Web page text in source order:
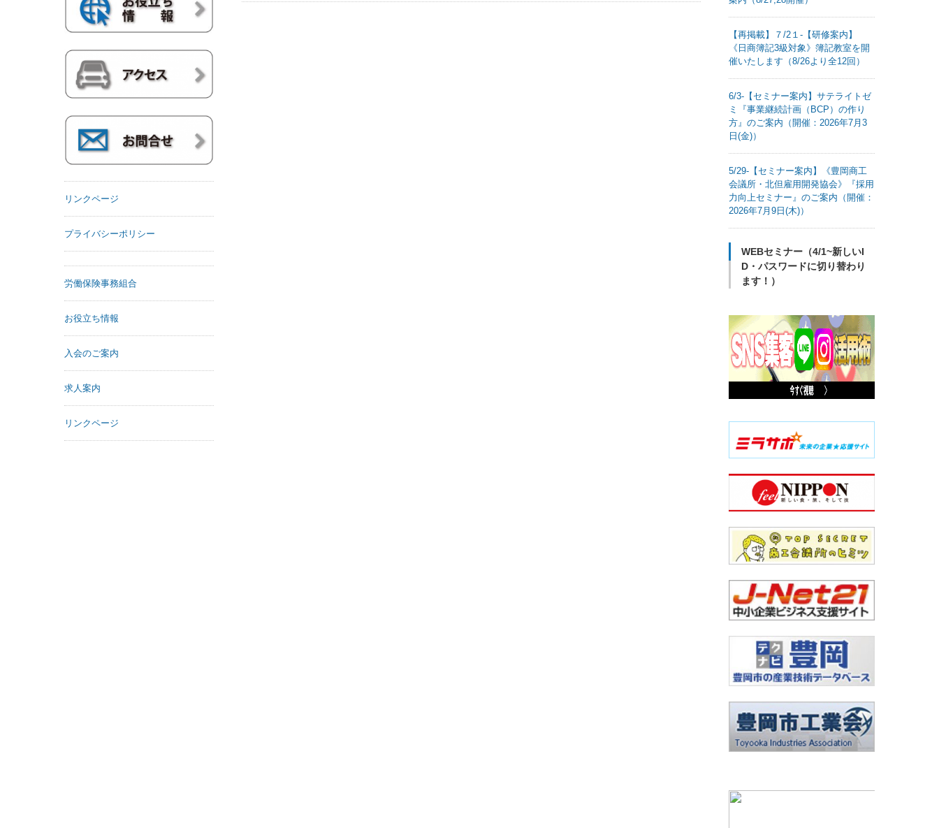
リンクページ
プライバシーポリシー
労働保険事務組合
お役立ち情報
入会のご案内
求人案内
リンクページ
【再掲載】７/2１-【研修案内】
《日商簿記3級対象》簿記教室を開
催いたします（8/26より全12回）
6/3-【セミナー案内】サテライトゼ
ミ『事業継続計画（BCP）の作り
方』のご案内（開催：2026年7月3
日(金)）
5/29-【セミナー案内】《豊岡商工
会議所・北但雇用開発協会》『採用
力向上セミナー』のご案内（開催：
2026年7月9日(木)）
WEBセミナー（4/1~新しいI
D・パスワードに切り替わり
ます！）